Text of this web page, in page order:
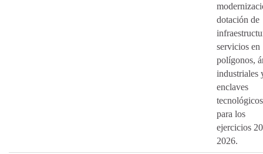
dotación de
servicios en
polígonos,
industriales
enclaves
para los
ejercicios
2026.